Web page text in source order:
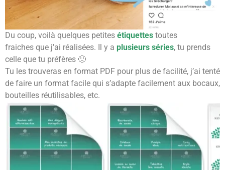
Du coup, voilà quelques petites étiquettes toutes
fraiches que j’ai réalisées. Il y a plusieurs séries, tu prends
celle que tu préfères 🙂
Tu les trouveras en format PDF pour plus de facilité, j’ai tenté
de faire un format facile qui s’adapte facilement aux bocaux,
bouteilles réutilisables, etc.